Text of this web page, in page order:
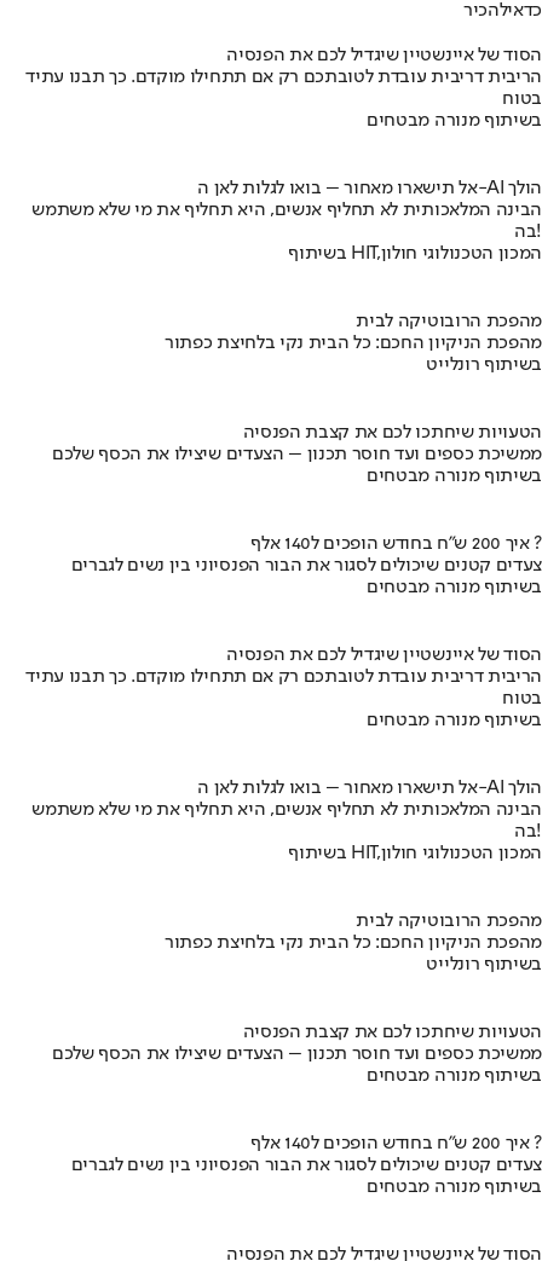
כדאילהכיר
הסוד של איינשטיין שיגדיל לכם את הפנסיה
הריבית דריבית עובדת לטובתכם רק אם תתחילו מוקדם. כך תבנו עתיד
בטוח
בשיתוף מנורה מבטחים
אל תישארו מאחור – בואו לגלות לאן ה-AI הולך
הבינה המלאכותית לא תחליף אנשים, היא תחליף את מי שלא משתמש
בה!
בשיתוף HIT,המכון הטכנולוגי חולון
מהפכת הרובוטיקה לבית
מהפכת הניקיון החכם: כל הבית נקי בלחיצת כפתור
בשיתוף רונלייט
הטעויות שיחתכו לכם את קצבת הפנסיה
ממשיכת כספים ועד חוסר תכנון – הצעדים שיצילו את הכסף שלכם
בשיתוף מנורה מבטחים
איך 200 ש"ח בחודש הופכים ל140 אלף ?
צעדים קטנים שיכולים לסגור את הבור הפנסיוני בין נשים לגברים
בשיתוף מנורה מבטחים
הסוד של איינשטיין שיגדיל לכם את הפנסיה
הריבית דריבית עובדת לטובתכם רק אם תתחילו מוקדם. כך תבנו עתיד
בטוח
בשיתוף מנורה מבטחים
אל תישארו מאחור – בואו לגלות לאן ה-AI הולך
הבינה המלאכותית לא תחליף אנשים, היא תחליף את מי שלא משתמש
בה!
בשיתוף HIT,המכון הטכנולוגי חולון
מהפכת הרובוטיקה לבית
מהפכת הניקיון החכם: כל הבית נקי בלחיצת כפתור
בשיתוף רונלייט
הטעויות שיחתכו לכם את קצבת הפנסיה
ממשיכת כספים ועד חוסר תכנון – הצעדים שיצילו את הכסף שלכם
בשיתוף מנורה מבטחים
איך 200 ש"ח בחודש הופכים ל140 אלף ?
צעדים קטנים שיכולים לסגור את הבור הפנסיוני בין נשים לגברים
בשיתוף מנורה מבטחים
הסוד של איינשטיין שיגדיל לכם את הפנסיה